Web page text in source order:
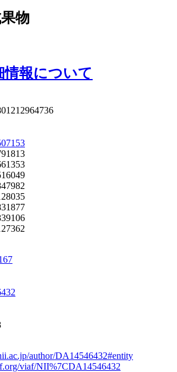
物
情報について
author/DA14546432#entity
viaf/NII%7CDA14546432